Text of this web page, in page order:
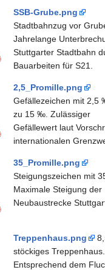
SSB-Grube.png
Stadtbahnzug vor
Jahrelange
Stuttgarter Stadtbahn
Bauarbeiten für S21.
2,5_Promille.png
Gefällezeichen mit 2,5
zu 15 ‰. Zulässiger
Gefällewert laut
internationalen
35_Promille.png
Steigungszeichen mit
Maximale Steigung der
Neubaustrecke
Treppenhaus.png
stöckiges Treppenhaus.
Entsprechend dem